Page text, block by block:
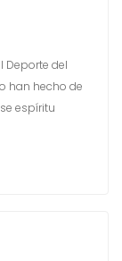
Deporte del
han hecho de
espíritu